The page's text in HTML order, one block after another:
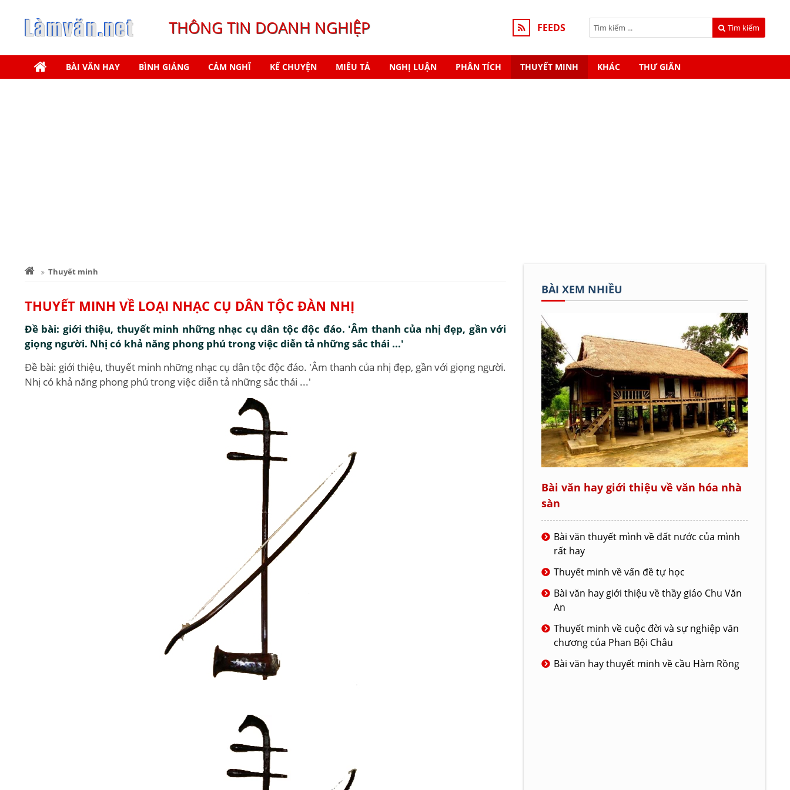
THÔNG TIN DOANH NGHIỆP FEEDS Tìm kiếm
BÀI VĂN HAY BÌNH GIẢNG CẢM NGHĨ KỂ CHUYỆN MIÊU TẢ NGHỊ LUẬN PHÂN TÍCH THUYẾT MINH KHÁC THƯ GIÃN
Thuyết minh
THUYẾT MINH VỀ LOẠI NHẠC CỤ DÂN TỘC ĐÀN NHỊ
Đề bài: giới thiệu, thuyết minh những nhạc cụ dân tộc độc đáo. 'Âm thanh của nhị đẹp, gần với
giọng người. Nhị có khả năng phong phú trong việc diễn tả những sắc thái ...'
Đề bài: giới thiệu, thuyết minh những nhạc cụ dân tộc độc đáo. 'Âm thanh của nhị đẹp, gần với giọng người.
Nhị có khả năng phong phú trong việc diễn tả những sắc thái ...'
BÀI XEM NHIỀU
Bài văn hay giới thiệu về văn hóa nhà
sàn
Bài văn thuyết mình về đất nước của mình
rất hay
Thuyết minh về vấn đề tự học
Bài văn hay giới thiệu về thầy giáo Chu Văn
An
Thuyết minh về cuộc đời và sự nghiệp văn
chương của Phan Bội Châu
Bài văn hay thuyết minh về cầu Hàm Rồng